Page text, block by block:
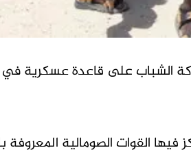
الشباب على قاعدة عسكرية
فيها القوات الصومالية المعروفة